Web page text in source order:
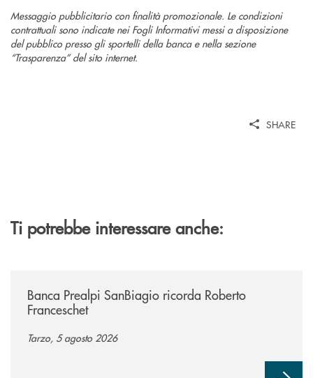
Messaggio pubblicitario con finalità promozionale. Le condizioni
contrattuali sono indicate nei Fogli Informativi messi a disposizione
del pubblico presso gli sportelli della banca e nella sezione
“Trasparenza” del sito internet.
SHARE
Ti potrebbe interessare anche:
Banca Prealpi SanBiagio ricorda Roberto
Franceschet
Tarzo, 5 agosto 2026